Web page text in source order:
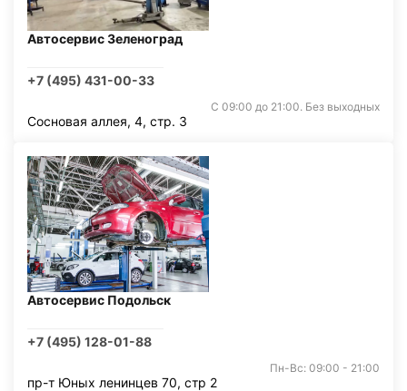
Автосервис Зеленоград
+7 (495) 431-00-33
С 09:00 до 21:00. Без выходных
Сосновая аллея, 4, стр. 3
Автосервис Подольск
+7 (495) 128-01-88
Пн-Вс: 09:00 - 21:00
пр-т Юных ленинцев 70, стр 2